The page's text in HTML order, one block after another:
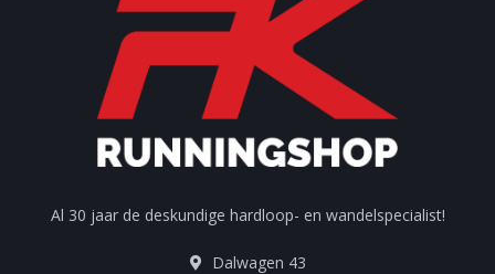
Al 30 jaar de deskundige hardloop- en wandelspecialist!
Dalwagen 43